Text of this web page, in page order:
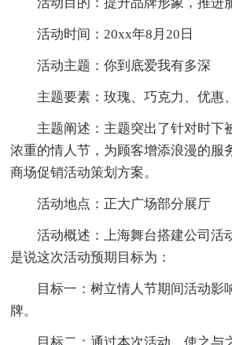
活动时间：20xx年8月20日
活动主题：你到底爱我有多深
主题要素：玫瑰、巧克力、优惠
主题阐述：主题突出了针对时下
浓重的情人节，为顾客增添浪漫的服
商场促销活动策划方案。
活动地点：正大广场部分展厅
活动概述：上海舞台搭建公司活
是说这次活动预期目标为：
目标一：树立情人节期间活动影
牌。